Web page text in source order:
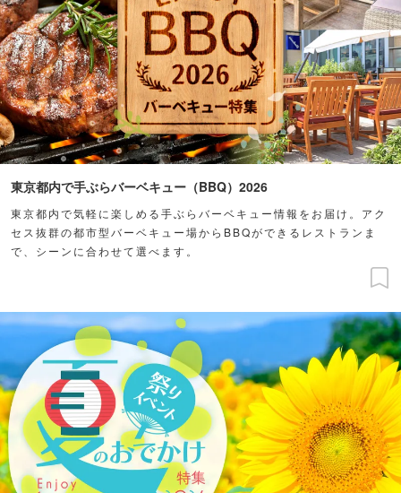
東京都内で手ぶらバーベキュー（BBQ）2026
東京都内で気軽に楽しめる手ぶらバーベキュー情報をお届け。アク
セス抜群の都市型バーベキュー場からBBQができるレストランま
で、シーンに合わせて選べます。